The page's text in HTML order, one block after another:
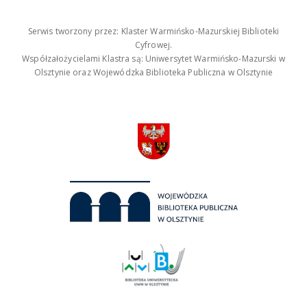
Serwis tworzony przez: Klaster Warmińsko-Mazurskiej Biblioteki
Cyfrowej.
Współzałożycielami Klastra są: Uniwersytet Warmińsko-Mazurski w
Olsztynie oraz Wojewódzka Biblioteka Publiczna w Olsztynie